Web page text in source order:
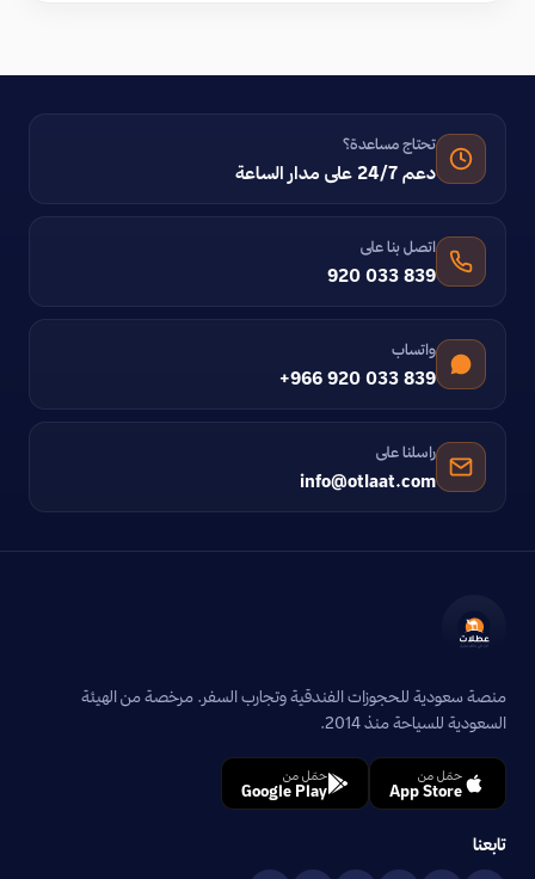
تحتاج مساعدة؟
دعم 24/7 على مدار الساعة
اتصل بنا على
920 033 839
واتساب
+966 920 033 839
راسلنا على
info@otlaat.com
منصة سعودية للحجوزات الفندقية وتجارب السفر. مرخصة من الهيئة
السعودية للسياحة منذ 2014.
حمّل من
App Store
حمّل من
Google Play
تابعنا